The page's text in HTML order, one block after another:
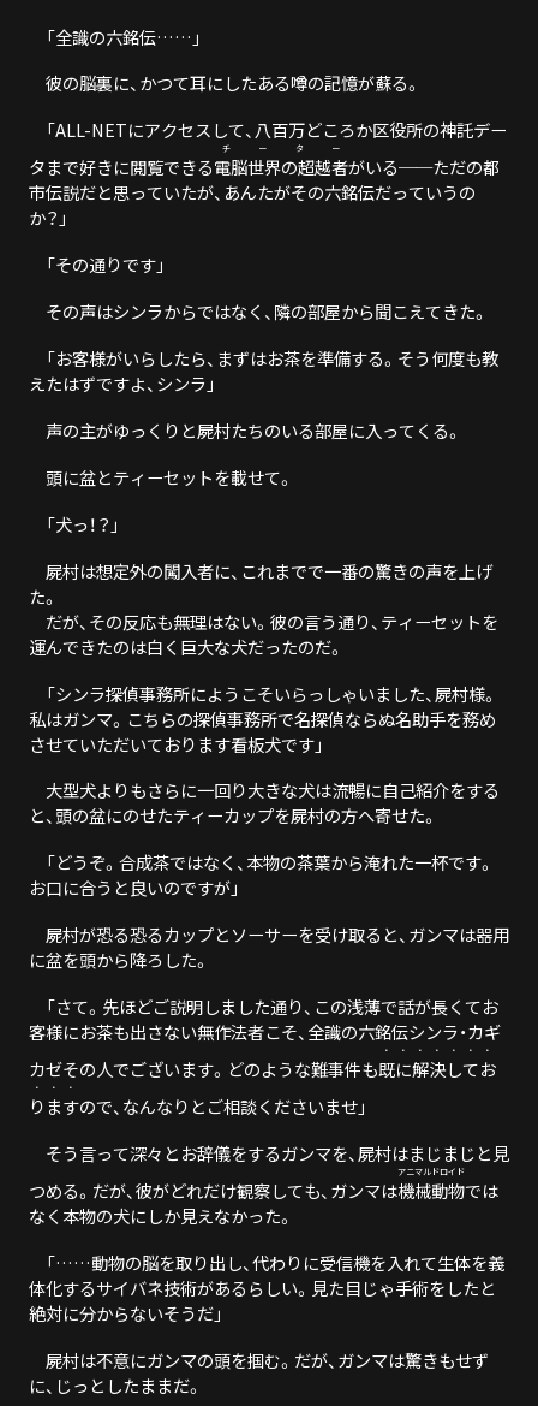
「全識の六銘伝……」
彼の脳裏に、かつて耳にしたある噂の記憶が蘇る。
「ALL-NETにアクセスして、八百万どころか区役所の神託デー
タまで好きに閲覧できる電脳世界の超越者
チーター
がいる──ただの都
市伝説だと思っていたが、あんたがその六銘伝だっていうの
か？」
「その通りです」
その声はシンラからではなく、隣の部屋から聞こえてきた。
「お客様がいらしたら、まずはお茶を準備する。そう何度も教
えたはずですよ、シンラ」
声の主がゆっくりと屍村たちのいる部屋に入ってくる。
頭に盆とティーセットを載せて。
「犬っ！？」
屍村は想定外の闖入者に、これまでで一番の驚きの声を上げ
た。
だが、その反応も無理はない。彼の言う通り、ティーセットを
運んできたのは白く巨大な犬だったのだ。
「シンラ探偵事務所にようこそいらっしゃいました、屍村様。
私はガンマ。こちらの探偵事務所で名探偵ならぬ名助手を務め
させていただいております看板犬です」
大型犬よりもさらに一回り大きな犬は流暢に自己紹介をする
と、頭の盆にのせたティーカップを屍村の方へ寄せた。
「どうぞ。合成茶ではなく、本物の茶葉から淹れた一杯です。
お口に合うと良いのですが」
屍村が恐る恐るカップとソーサーを受け取ると、ガンマは器用
に盆を頭から降ろした。
「さて。先ほどご説明しました通り、この浅薄で話が長くてお
客様にお茶も出さない無作法者こそ、全識の六銘伝シンラ・カギ
カゼその人でございます。どのような難事件も既
・
に
・
解
・
決
・
し
・
て
・
お
・
り
・
ま
・
す
・
ので、なんなりとご相談くださいませ」
そう言って深々とお辞儀をするガンマを、屍村はまじまじと見
つめる。だが、彼がどれだけ観察しても、ガンマは機械動物
アニマルドロイド
では
なく本物の犬にしか見えなかった。
「……動物の脳を取り出し、代わりに受信機を入れて生体を義
体化するサイバネ技術があるらしい。見た目じゃ手術をしたと
絶対に分からないそうだ」
屍村は不意にガンマの頭を掴む。だが、ガンマは驚きもせず
に、じっとしたままだ。